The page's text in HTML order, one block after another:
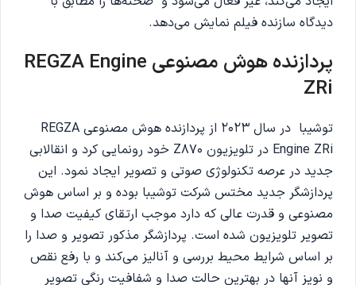
دیدگاه سازنده فیلم نمایش می‌دهد.
پردازنده هوش مصنوعی REGZA Engine
ZRi
توشیبا در سال 2023 از پردازنده هوش مصنوعی REGZA
Engine ZRi در تلویزیون Z870 خود رونمایی کرد و انقالابی
جدید در عرصه تکنولوژی صوتی و تصویر ایجاد نمود. این
پردازشگر جدید مختس شرکت توشیبا بوده و بر اساس هوش
مصنوعی و قدرت عالی که دارد موجب ارتقای کیفیت صدا و
تصویر تلویزیون شده است. پردازشگر مذکور تصویر و صدا را
بر اساس شرایط محیط بررسی و آنالیز می‌کند و با رفع نقص
و نویز آنها در بهترین حالت صدا و شفافیت رنگی تصویر